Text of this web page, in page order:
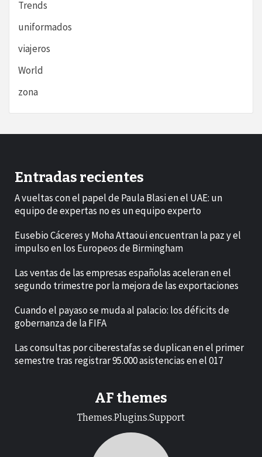
Trends
uniformados
viajeros
World
zona
Entradas recientes
A vueltas con el papel de Paula Blasi en el UAE: un
equipo de expertas no es un equipo experto
Eusebio Cáceres y Moha Attaoui encuentran la paz y el
impulso en los Europeos de Birmingham
Las ventas de las empresas españolas aceleran en el
segundo trimestre por la mejora de las exportaciones
Cuando el payaso se muda al palacio: los déficits de
gobernanza de la FIFA
Las consultas por ciberestafas se duplican en el primer
semestre tras registrar 95.000 asistencias en el 017
AF themes
Themes.Plugins.Support